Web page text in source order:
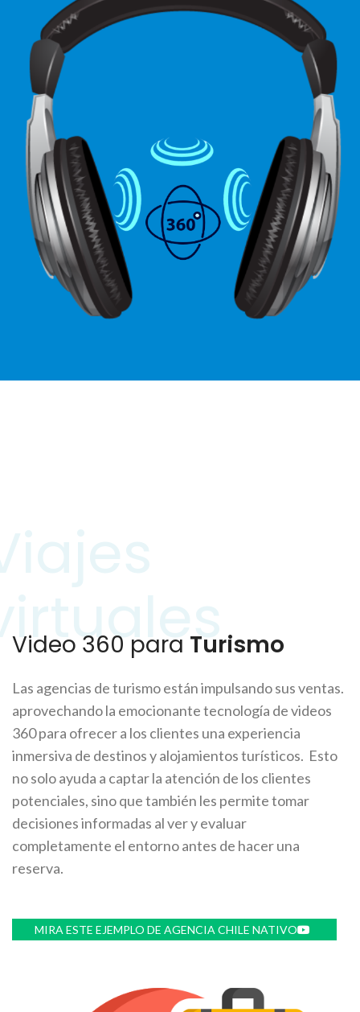
Video 360 para Turismo
Las agencias de turismo están impulsando sus ventas.
aprovechando la emocionante tecnología de videos
360 para ofrecer a los clientes una experiencia
inmersiva de destinos y alojamientos turísticos. Esto
no solo ayuda a captar la atención de los clientes
potenciales, sino que también les permite tomar
decisiones informadas al ver y evaluar
completamente el entorno antes de hacer una
reserva.
MIRA ESTE EJEMPLO DE AGENCIA CHILE NATIVO